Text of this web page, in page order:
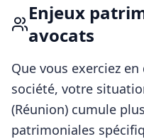
Enjeux
avocats
Que vous exerciez
société, votre
(Réunion) cumule
patrimoniales